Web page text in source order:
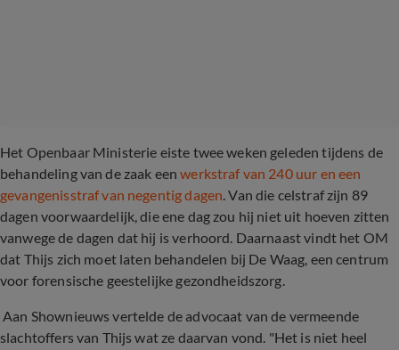
Het Openbaar Ministerie eiste twee weken geleden tijdens de
behandeling van de zaak eenwerkstraf van 240 uur en een
gevangenisstraf van negentig dagen. Van die celstraf zijn 89
dagen voorwaardelijk, die ene dag zou hij niet uit hoeven zitten
vanwege de dagen dat hij is verhoord. Daarnaast vindt het OM
dat Thijs zich moet laten behandelen bij De Waag, een centrum
voor forensische geestelijke gezondheidszorg.
Aan Shownieuws vertelde de advocaat van de vermeende
slachtoffers van Thijs wat ze daarvan vond. "Het is niet heel